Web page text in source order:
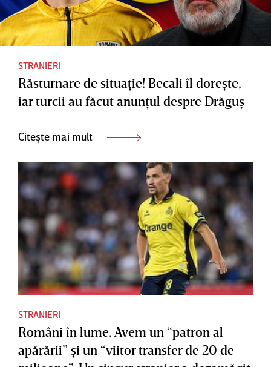
STRANIERI
Răsturnare de situaţie! Becali îl doreşte,
iar turcii au făcut anunţul despre Drăguş
Citește mai mult
STRANIERI
Români în lume. Avem un “patron al
apărării” şi un “viitor transfer de 20 de